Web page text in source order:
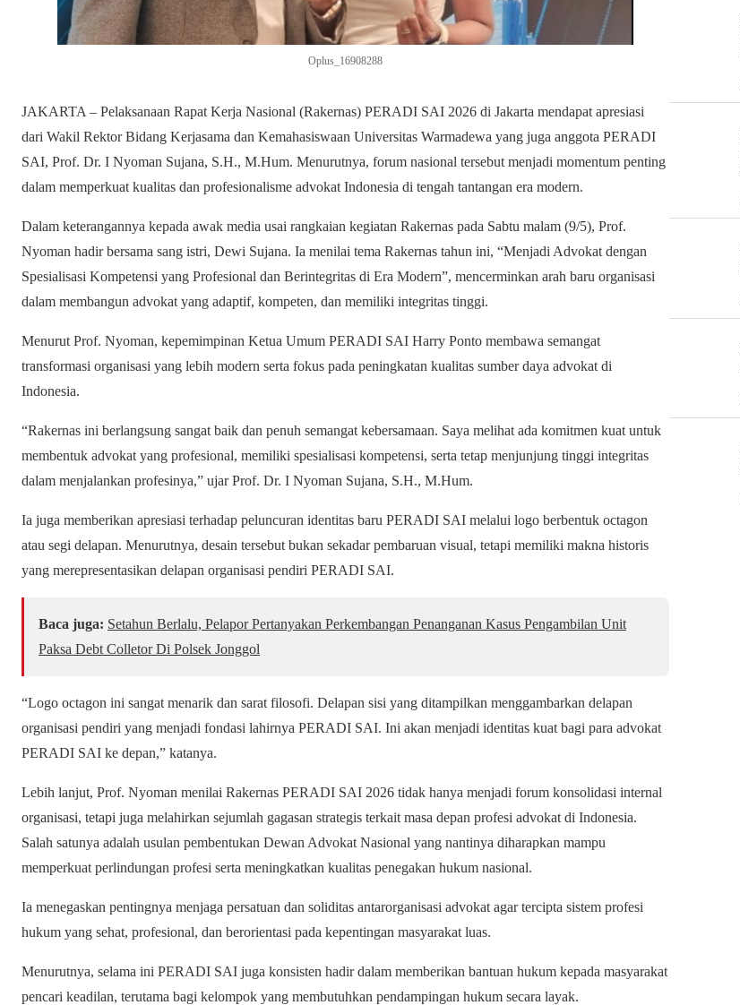
Oplus_16908288
JAKARTA – Pelaksanaan Rapat Kerja Nasional (Rakernas) PERADI SAI 2026 di Jakarta mendapat apresiasi
dari Wakil Rektor Bidang Kerjasama dan Kemahasiswaan Universitas Warmadewa yang juga anggota PERADI
SAI, Prof. Dr. I Nyoman Sujana, S.H., M.Hum. Menurutnya, forum nasional tersebut menjadi momentum penting
dalam memperkuat kualitas dan profesionalisme advokat Indonesia di tengah tantangan era modern.
Dalam keterangannya kepada awak media usai rangkaian kegiatan Rakernas pada Sabtu malam (9/5), Prof.
Nyoman hadir bersama sang istri, Dewi Sujana. Ia menilai tema Rakernas tahun ini, “Menjadi Advokat dengan
Spesialisasi Kompetensi yang Profesional dan Berintegritas di Era Modern”, mencerminkan arah baru organisasi
dalam membangun advokat yang adaptif, kompeten, dan memiliki integritas tinggi.
Menurut Prof. Nyoman, kepemimpinan Ketua Umum PERADI SAI Harry Ponto membawa semangat
transformasi organisasi yang lebih modern serta fokus pada peningkatan kualitas sumber daya advokat di
Indonesia.
“Rakernas ini berlangsung sangat baik dan penuh semangat kebersamaan. Saya melihat ada komitmen kuat untuk
membentuk advokat yang profesional, memiliki spesialisasi kompetensi, serta tetap menjunjung tinggi integritas
dalam menjalankan profesinya,” ujar Prof. Dr. I Nyoman Sujana, S.H., M.Hum.
Ia juga memberikan apresiasi terhadap peluncuran identitas baru PERADI SAI melalui logo berbentuk octagon
atau segi delapan. Menurutnya, desain tersebut bukan sekadar pembaruan visual, tetapi memiliki makna historis
yang merepresentasikan delapan organisasi pendiri PERADI SAI.
Baca juga: Setahun Berlalu, Pelapor Pertanyakan Perkembangan Penanganan Kasus Pengambilan Unit
Paksa Debt Colletor Di Polsek Jonggol
“Logo octagon ini sangat menarik dan sarat filosofi. Delapan sisi yang ditampilkan menggambarkan delapan
organisasi pendiri yang menjadi fondasi lahirnya PERADI SAI. Ini akan menjadi identitas kuat bagi para advokat
PERADI SAI ke depan,” katanya.
Lebih lanjut, Prof. Nyoman menilai Rakernas PERADI SAI 2026 tidak hanya menjadi forum konsolidasi internal
organisasi, tetapi juga melahirkan sejumlah gagasan strategis terkait masa depan profesi advokat di Indonesia.
Salah satunya adalah usulan pembentukan Dewan Advokat Nasional yang nantinya diharapkan mampu
memperkuat perlindungan profesi serta meningkatkan kualitas penegakan hukum nasional.
Ia menegaskan pentingnya menjaga persatuan dan soliditas antarorganisasi advokat agar tercipta sistem profesi
hukum yang sehat, profesional, dan berorientasi pada kepentingan masyarakat luas.
Menurutnya, selama ini PERADI SAI juga konsisten hadir dalam memberikan bantuan hukum kepada masyarakat
pencari keadilan, terutama bagi kelompok yang membutuhkan pendampingan hukum secara layak.